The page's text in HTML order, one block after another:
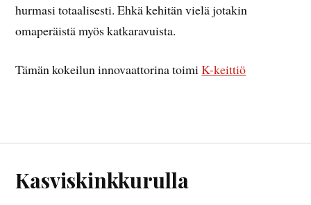
hurmasi totaalisesti. Ehkä kehitän vielä jotakin
omaperäistä myös katkaravuista.
Tämän kokeilun innovaattorina toimiK-keittiö
Kasviskinkkurulla